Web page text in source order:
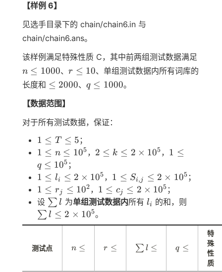
【样例 6】
见选手目录下的 chain/chain6.in 与
chain/chain6.ans。
该样例满足特殊性质 C，其中前两组测试数据满足
\leq
1000
n ≤ 1000、 r
\leq
r ≤ 10、单组测试数据内所有词库的
长度和 \leq
≤ 2000、q
q ≤ 1000。
【数据范围】
对于所有测试数据，保证：
1
\leq
T
\leq
5
1 ≤ T ≤ 5 ；
1
\leq
n
\leq
10^5
1 ≤ n ≤ 105 ， 2 \leq
2
\times
10^5
2 ≤ k ≤ 2 × 105， 1
q
\leq
10^5
1 ≤
q ≤ 105 ；
1 \leq
l_i
\leq 2
\times
10^5
1 ≤ li ≤ 2 × 105， 1 \leq
S_{i,j}
\leq 2
10^5
1 ≤ Si,j ≤ 2 × 105 ；
1
\leq
r_j
\leq
1 ≤ rj ≤ 102， 1 \leq
c_j
\times
1 ≤ cj ≤ 2 × 105 ；
设 \sum
l
∑ l 为单组测试数据内所有 l_i
li 的和，则
2\times
∑ l ≤ 2 × 105。
测试点
n
n ≤
r
r ≤
\
∑ l ≤
q
q ≤
特
殊
性
质